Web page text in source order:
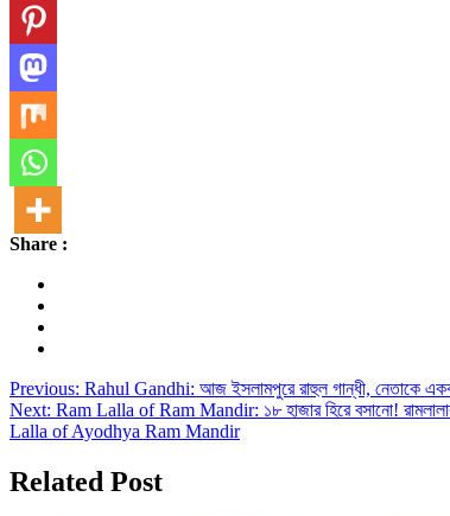
Share :
Post
navigation
Previous: Rahul Gandhi: আজ ইসলামপুরে রাহুল গান্ধী, নেতাকে
Next: Ram Lalla of Ram Mandir: ১৮ হাজার হিরে বসানো!
Lalla of Ayodhya Ram Mandir
Related Post